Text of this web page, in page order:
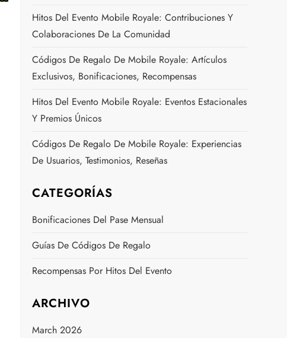
Hitos Del Evento Mobile Royale: Contribuciones Y
Colaboraciones De La Comunidad
Códigos De Regalo De Mobile Royale: Artículos
Exclusivos, Bonificaciones, Recompensas
Hitos Del Evento Mobile Royale: Eventos Estacionales
Y Premios Únicos
Códigos De Regalo De Mobile Royale: Experiencias
De Usuarios, Testimonios, Reseñas
CATEGORÍAS
Bonificaciones Del Pase Mensual
Guías De Códigos De Regalo
Recompensas Por Hitos Del Evento
ARCHIVO
March 2026